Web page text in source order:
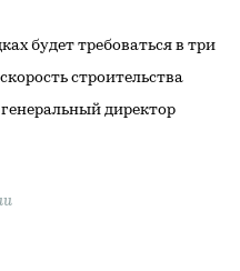
будет требоваться в три
строительства
директор